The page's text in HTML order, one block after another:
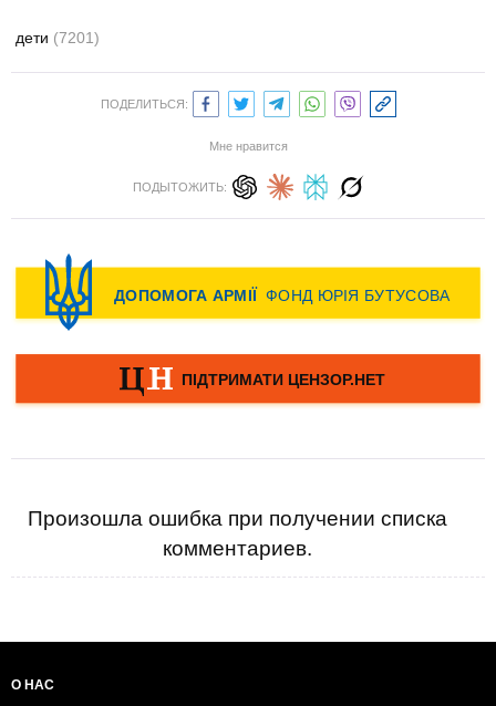
дети (7201)
ПОДЕЛИТЬСЯ:
Мне нравится
ПОДЫТОЖИТЬ:
Произошла ошибка при получении списка
комментариев.
О НАС